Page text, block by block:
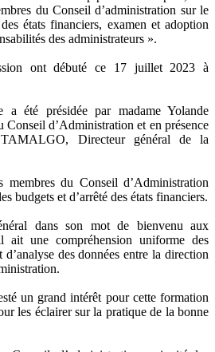
du Conseil d’administration sur le
états financiers, examen et adoption
des administrateurs ».
ont débuté ce 17 juillet 2023 à
a été présidée par madame Yolande
d’Administration et en présence
Directeur général de la
membres du Conseil d’Administration
budgets et d’arrêté des états financiers.
dans son mot de bienvenu aux
ait une compréhension uniforme des
d’analyse des données entre la direction
un grand intérêt pour cette formation
les éclairer sur la pratique de la bonne